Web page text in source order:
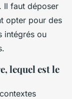
Il faut déposer
opter pour des
intégrés ou
lequel est le